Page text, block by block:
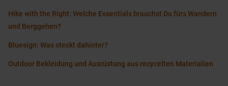
Hike with the Right: Welche Essentials brauchst Du fürs Wandern
und Berggehen?
Bluesign: Was steckt dahinter?
Outdoor Bekleidung und Ausrüstung aus recycelten Materialien